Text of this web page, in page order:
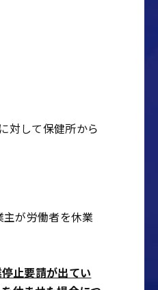
対して保健所から
が労働者を休業
止要請が出てい